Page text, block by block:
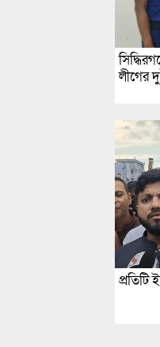
লীগের
প্রতিটি